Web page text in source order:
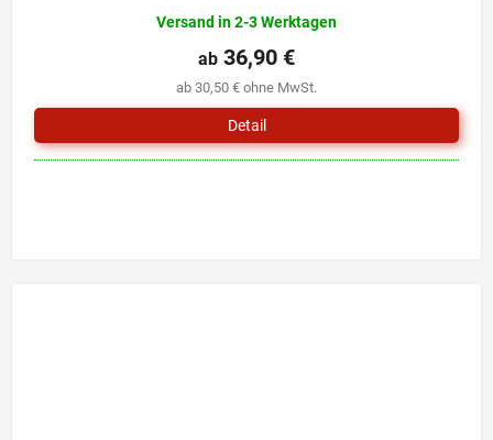
Versand in 2-3 Werktagen
ab 30,50 € ohne MwSt.
ab 36,90 €
Detail